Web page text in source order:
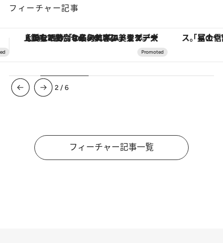
フィーチャー記事
「星のや富士」でデジタルデトックス。冨士信仰の歴史を辿り、心身を調える。 ヴァシュロン・コンスタンタ
3 /6
フィーチャー記事一覧